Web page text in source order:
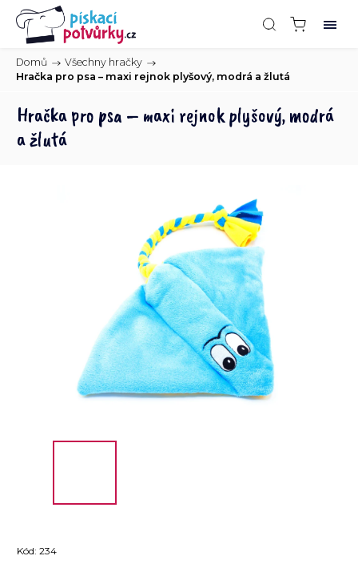
Domů / Všechny hračky /
Hračka pro psa – maxi rejnok plyšový, modrá a žlutá
Hračka pro psa – maxi rejnok plyšový, modrá
a žlutá
Kód: 234